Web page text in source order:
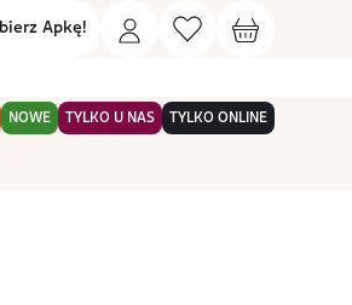
Apkę!
NOWE TYLKO U NAS TYLKO ONLINE